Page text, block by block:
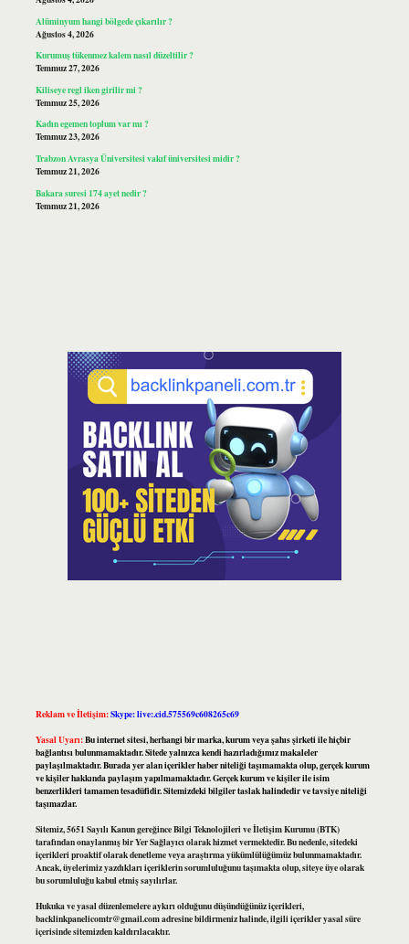
Alüminyum hangi bölgede çıkarılır ?
Ağustos 4, 2026
Kurumuş tükenmez kalem nasıl düzeltilir ?
Temmuz 27, 2026
Kiliseye regl iken girilir mi ?
Temmuz 25, 2026
Kadın egemen toplum var mı ?
Temmuz 23, 2026
Trabzon Avrasya Üniversitesi vakıf üniversitesi midir ?
Temmuz 21, 2026
Bakara suresi 174 ayet nedir ?
Temmuz 21, 2026
Reklam ve İletişim:Skype: live:.cid.575569c608265c69
Yasal Uyarı:Bu internet sitesi, herhangi bir marka, kurum veya şahıs şirketi ile hiçbir
bağlantısı bulunmamaktadır. Sitede yalnızca kendi hazırladığımız makaleler
paylaşılmaktadır. Burada yer alan içerikler haber niteliği taşımamakta olup, gerçek kurum
ve kişiler hakkında paylaşım yapılmamaktadır. Gerçek kurum ve kişiler ile isim
benzerlikleri tamamen tesadüfidir. Sitemizdeki bilgiler taslak halindedir ve tavsiye niteliği
taşımazlar.
Sitemiz, 5651 Sayılı Kanun gereğince Bilgi Teknolojileri ve İletişim Kurumu (BTK)
tarafından onaylanmış bir Yer Sağlayıcı olarak hizmet vermektedir. Bu nedenle, sitedeki
içerikleri proaktif olarak denetleme veya araştırma yükümlülüğümüz bulunmamaktadır.
Ancak, üyelerimiz yazdıkları içeriklerin sorumluluğunu taşımakta olup, siteye üye olarak
bu sorumluluğu kabul etmiş sayılırlar.
Hukuka ve yasal düzenlemelere aykırı olduğunu düşündüğünüz içerikleri,
backlinkpanelicomtr@gmail.comadresine bildirmeniz halinde, ilgili içerikler yasal süre
içerisinde sitemizden kaldırılacaktır.